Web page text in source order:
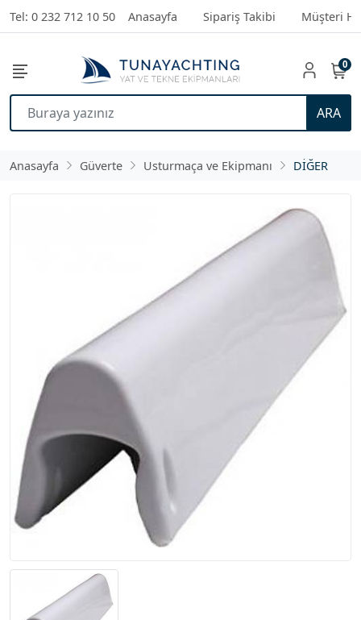
Tel: 0 232 712 10 50 Anasayfa Sipariş Takibi Müşteri
ARA
0
Anasayfa Güverte Usturmaça ve Ekipmanı DİĞER